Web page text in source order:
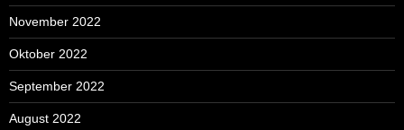
November 2022
Oktober 2022
September 2022
August 2022